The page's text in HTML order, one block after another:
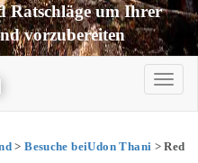
Ratschläge um Ihrer
vorzubereiten
>Besuche beiUdon Thani > Red